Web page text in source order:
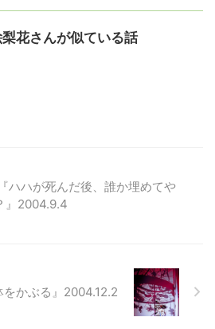
花さんが似ている話
ハハが死んだ後、誰か埋めてや
』2004.9.4
をかぶる』2004.12.2